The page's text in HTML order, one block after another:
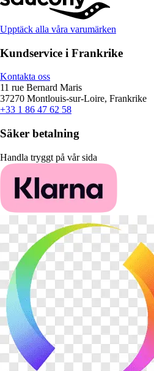
Upptäck alla våra varumärken
Kundservice i Frankrike
Kontakta oss
11 rue Bernard Maris
37270 Montlouis-sur-Loire, Frankrike
+33 1 86 47 62 58
Säker betalning
Handla tryggt på vår sida